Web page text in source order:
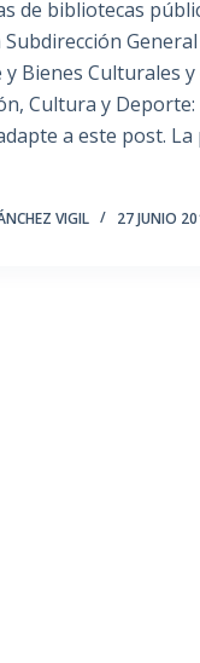
de bibliotecas
Bienes Culturales
Cultura y
a este post.
VIGIL 27 JUNIO